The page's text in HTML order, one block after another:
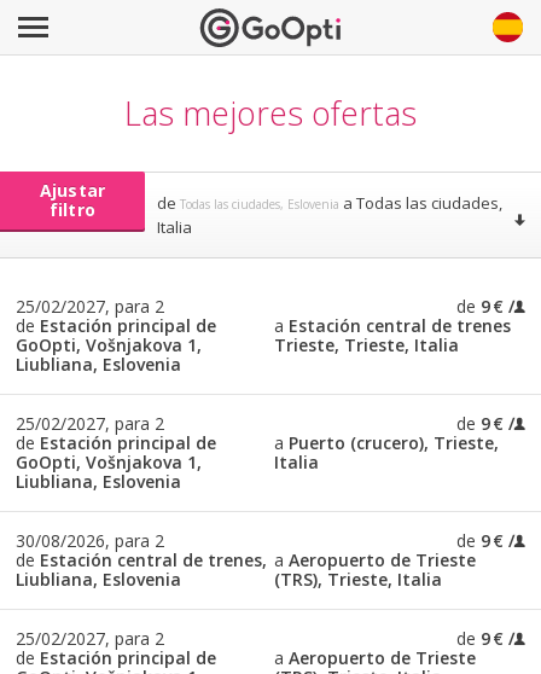
Las mejores ofertas
Ajustar
filtro
de Todas las ciudades, Eslovenia a Todas las ciudades,
Italia
25/02/2027, para 2
de Estación principal de
GoOpti, Vošnjakova 1,
Liubliana, Eslovenia
de 9 €
a Estación central de trenes
Trieste, Trieste, Italia
25/02/2027, para 2
de Estación principal de
GoOpti, Vošnjakova 1,
Liubliana, Eslovenia
de 9 €
a Puerto (crucero), Trieste,
Italia
30/08/2026, para 2
de Estación central de trenes,
Liubliana, Eslovenia
de 9 €
a Aeropuerto de Trieste
(TRS), Trieste, Italia
25/02/2027, para 2
de Estación principal de
de 9 €
a Aeropuerto de Trieste